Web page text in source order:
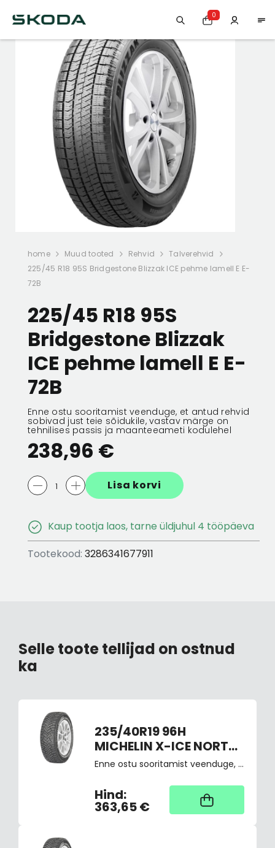
0
home Muud tooted Rehvid
Talverehvid
225/45 R18 95S Bridgestone Blizzak ICE pehme lamell E E-
72B
225/45 R18 95S
Bridgestone Blizzak
ICE pehme lamell E E-
72B
Enne ostu sooritamist veenduge, et antud rehvid
sobivad just teie sõidukile, vastav märge on
tehnilises passis ja maanteeameti kodulehel
238,96 €
Lisa korvi
Kaup tootja laos, tarne üldjuhul 4 tööpäeva
Tootekood: 3286341677911
Selle toote tellijad on ostnud
ka
235/40R19 96H
MICHELIN X-ICE NORTH
4 Naastrehv
Enne ostu sooritamist veenduge, et antud rehvid sobivad just teie sõidukile, vastav märge on tehnilises passis ja maanteeameti kodulehel
Hind:
363,65 €
Kaup tootja laos,
tarne üldjuhul 4
tööpäeva
5/100
132,56 € 66,28 € 132,56 €